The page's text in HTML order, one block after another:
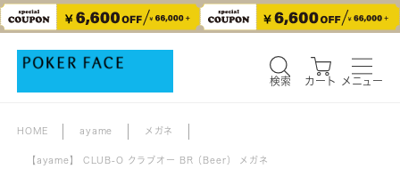
検索 カート メニュー
HOME ayame メガネ
【ayame】 CLUB-O クラブオー BR（Beer） メガネ